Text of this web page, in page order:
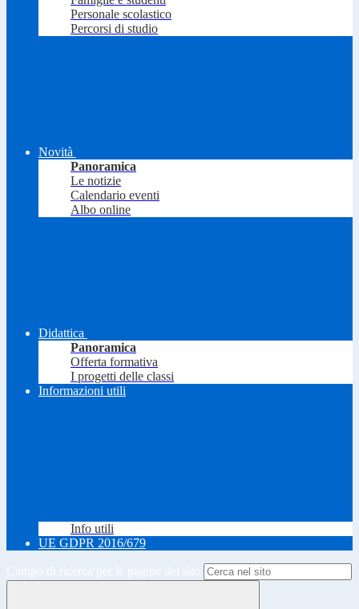
Personale scolastico
Percorsi di studio
Novità
Panoramica
Le notizie
Calendario eventi
Albo online
Didattica
Panoramica
Offerta formativa
I progetti delle classi
Informazioni utili
Info utili
UE GDPR 2016/679